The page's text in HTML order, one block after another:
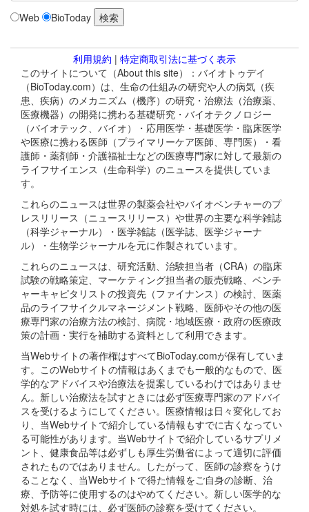
Web BioToday
利用規約 | 特定商取引法に基づく表示
このサイトについて（About this site）：バイオトゥデイ
（BioToday.com）は、生命の仕組みの研究や人の病気（疾
患、疾病）のメカニズム（機序）の研究・治療法（治療薬、
医療機器）の開発に携わる基礎研究・バイオテクノロジー
（バイオテック、バイオ）・応用医学・基礎医学・臨床医学
や医療に携わる医師（プライマリーケア医師、専門医）・看
護師・薬剤師・介護福祉士などの医療専門家に対して最新の
ライフサイエンス（生命科学）のニュースを提供していま
す。
これらのニュースは世界の製薬会社やバイオベンチャーのプ
レスリリース（ニュースリリース）や世界の主要な科学雑誌
（科学ジャーナル）・医学雑誌（医学誌、医学ジャーナ
ル）・生物学ジャーナルを元に作製されています。
これらのニュースは、研究活動、治験担当者（CRA）の臨床
試験の戦略策定、マーケティング担当者の販売戦略、ベンチ
ャーキャピタリストの投資先（ファイナンス）の検討、医薬
品のライフサイクルマネージメント戦略、医師やその他の医
療専門家の治療方法の検討、病院・地域医療・政府の医療政
策の計画・実行を補助する資料として利用できます。
当Webサイトの著作権はすべてBioToday.comが保有していま
す。このWebサイトの情報はあくまでも一般的なもので、医
学的なアドバイスや治療法を提案しているわけではありませ
ん。新しい治療法を試すときには必ず医療専門家のアドバイ
スを受けるようにしてください。医療情報は日々変化してお
り、当Webサイトで紹介している情報もすでに古くなってい
る可能性があります。当Webサイトで紹介しているサプリメ
ント、健康食品等は必ずしも厚生労働省によって適切に評価
されたものではありません。したがって、医師の診察をうけ
ることなく、当Webサイトで得た情報をご自身の診断、治
療、予防等に使用するのはやめてください。新しい医学的な
対処を試す時には、必ず医師の診察を受けてください。